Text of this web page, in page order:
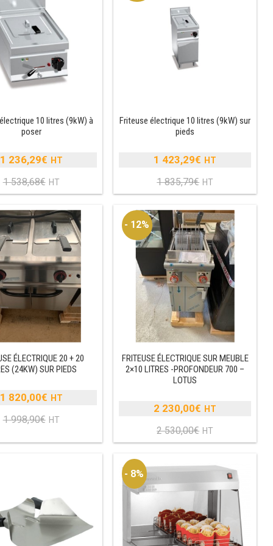
351,14€.
2
077,79€.
676,85€.
2
385,79€.
10 litres (9kW) à
poser
1 538,68€
prix
initial
était :
1
538,68€.
1 236,29€
Le
prix
actuel
est :
1
236,29€.
Friteuse électrique 10 litres (9kW) sur
pieds
1 835,79€
prix
initial
était :
1
835,79€.
1 423,29€
Le
prix
actuel
est :
1
423,29€.
ÉLECTRIQUE 20 + 20
(24KW) SUR PIEDS
1 998,90€
prix
1 820,00€
Le
820,00€.
- 12%
FRITEUSE ÉLECTRIQUE SUR MEUBLE
2×10 LITRES -PROFONDEUR 700 –
LOTUS
2 530,00€
prix
était :
530,00€.
2 230,00€
Le
actuel
2
230,00€.
- 8%